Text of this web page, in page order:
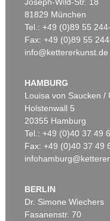
Auktion 479 - Lot 822
Ergebnis:€ 1.645.000
81829 München
Tel.: +49 (0)89 55
Fax: +49 (0)89 55
info@kettererkunst.de
HAMBURG
Louisa von Saucken /
Holstenwall 5
20355 Hamburg
Tel.: +49 (0)40 37 49
Fax: +49 (0)40 37 49
BERLIN
Dr. Simone Wiechers
Fasanenstr. 70